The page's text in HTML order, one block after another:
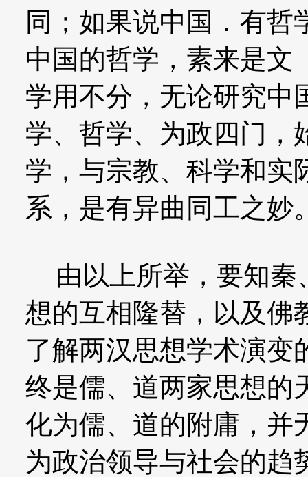
同；如果说中国．有哲
中国的哲学，素来是文
学用不分，无论研究中
学、哲学、为政四门，
学，与宗教、科学和实
系，是有异曲同工之妙
由以上所举，要知秦
想的互相隆替，以及佛
了解两汉思想学术演变
终是儒、道两家思想的
化为儒、道的附庸，并
为政治领导与社会的趋